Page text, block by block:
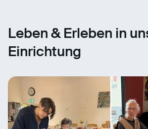
Leben & Erleben in
Einrichtung